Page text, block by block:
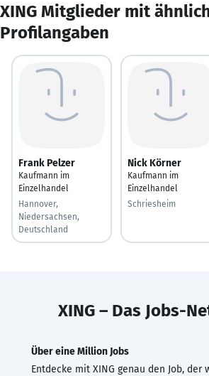
XING Mitglieder mit
Profilangaben
Frank Pelzer
Kaufmann im
Einzelhandel
Hannover,
Niedersachsen,
Deutschland
Nick Körner
Kaufmann im
Einzelhandel
Schriesheim
XING – Das Jobs-
Über eine Million Jobs
Entdecke mit XING genau den Job, der